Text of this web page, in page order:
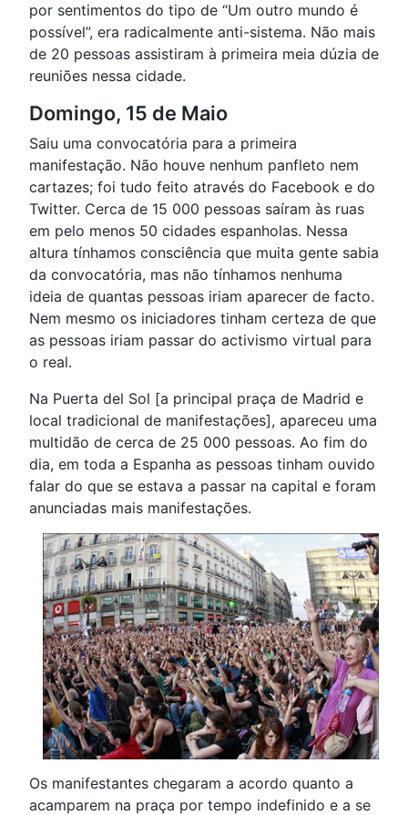
por sentimentos do tipo de “Um outro mundo é
possível”, era radicalmente anti-sistema. Não mais
de 20 pessoas assistiram à primeira meia dúzia de
reuniões nessa cidade.
Domingo, 15 de Maio
Saiu uma convocatória para a primeira
manifestação. Não houve nenhum panfleto nem
cartazes; foi tudo feito através do Facebook e do
Twitter. Cerca de 15 000 pessoas saíram às ruas
em pelo menos 50 cidades espanholas. Nessa
altura tínhamos consciência que muita gente sabia
da convocatória, mas não tínhamos nenhuma
ideia de quantas pessoas iriam aparecer de facto.
Nem mesmo os iniciadores tinham certeza de que
as pessoas iriam passar do activismo virtual para
o real.
Na Puerta del Sol [a principal praça de Madrid e
local tradicional de manifestações], apareceu uma
multidão de cerca de 25 000 pessoas. Ao fim do
dia, em toda a Espanha as pessoas tinham ouvido
falar do que se estava a passar na capital e foram
anunciadas mais manifestações.
Os manifestantes chegaram a acordo quanto a
acamparem na praça por tempo indefinido e a se